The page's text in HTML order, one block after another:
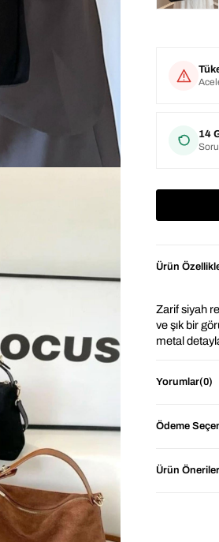
14
Ürün
Zarif siyah
ve şık bir
metal
⭐ Neden
Yorumlar(0)
Ödeme
Ürün